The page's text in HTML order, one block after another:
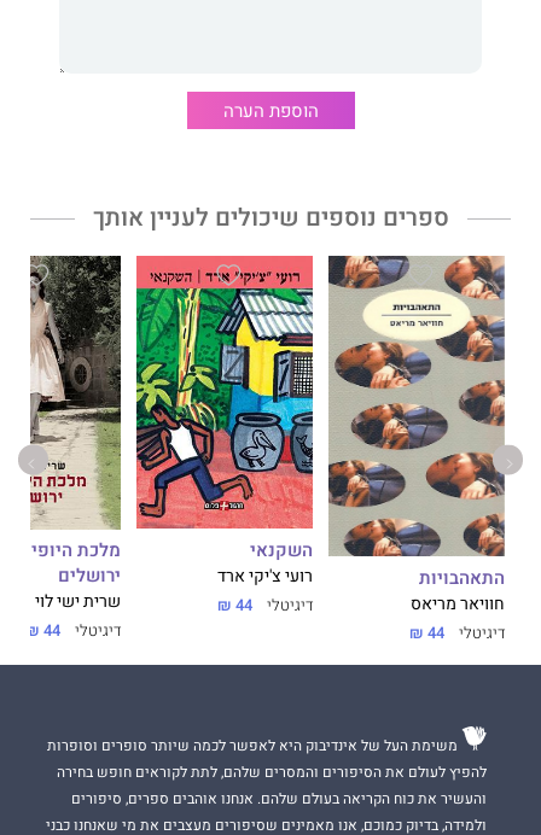
נפשי, שיאפשר לו להתרכז בפיתוח הקריירה ובחקירת רצח הוריו. דבר
לא הכין אותו למפגש הגורלי עם לני, האישה היפהפייה והבלתי
נגישה, ועל אף שהוא לא יודע במי או במה היא נלחמת, הוא בטוח
הנדרמאת סופרת רבי המכר פאני רצרהוא רומן עכשווי על אהבה
בלתי אפשרית שביסודותיה עבר אפל, הרס וחורבן. גם כאשר הכול
נראה ורוד, העבר שב במלוא כיעורו ומאיים על שלמותם של חוטי
האהבה הדקים שנטוו.
זהו ספרה השישי; ספריה הקודמים: טרילוגיית עד הקצה, עד שניפול
ועד הסוף, בטווח הסכנה ולהבה וצל יצאו בהוצאת יהלומים, זכו
להצלחה רבה וכיכבו במקומות הראשונים ברשימות רבי המכר.
הוספת הערה
ספרים נוספים שיכולים לעניין אותך
התאהבויות
חוויאר מריאס
דיגיטלי 44 ₪
השקנאי
רועי צ'יקי ארד
דיגיטלי 44 ₪
מלכת היופי של
ירושלים
שרית ישי לוי
דיגיטלי 44 ₪
משימת העל של אינדיבוק היא לאפשר לכמה שיותר סופרים וסופרות
להפיץ לעולם את הסיפורים והמסרים שלהם, לתת לקוראים חופש בחירה
והעשיר את כוח הקריאה בעולם שלהם. אנחנו אוהבים ספרים, סיפורים
ולמידה, בדיוק כמוכם, אנו מאמינים שסיפורים מעצבים את מי שאנחנו כבני